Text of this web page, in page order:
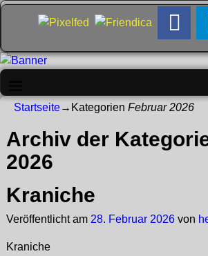
Startseite→Kategorien Februar 2026
Archiv der
2026
Kraniche
Veröffentlicht am 28. Februar 2026 von
Kraniche